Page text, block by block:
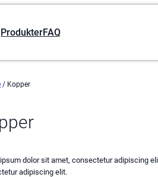
ProdukterFAQ
/ Kopper
dolor sit amet, consectetur adipiscing
adipiscing elit.